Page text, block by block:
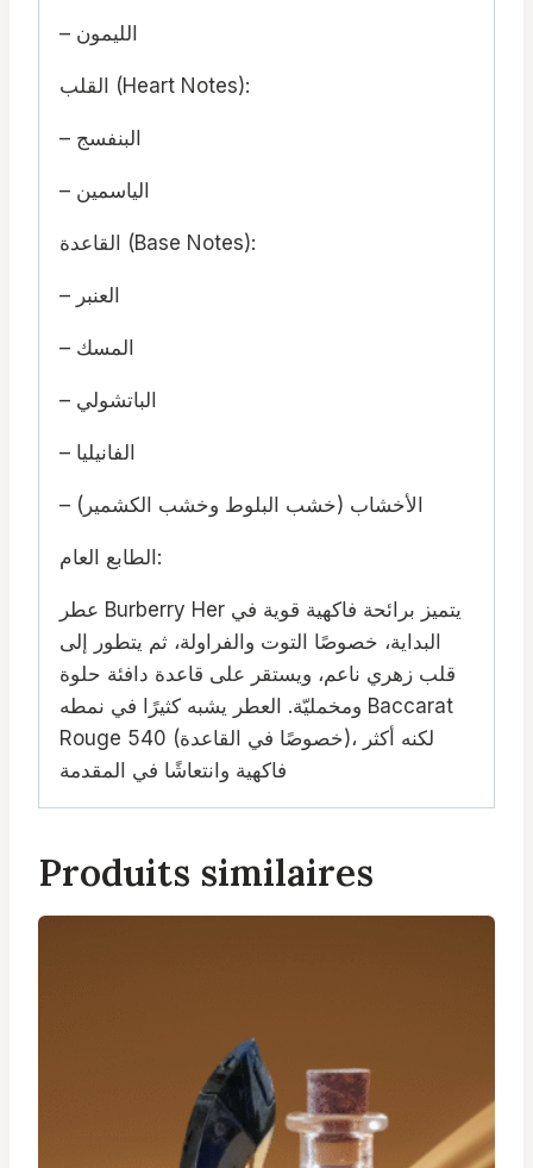
– الليمون
القلب (Heart Notes):
– البنفسج
– الياسمين
القاعدة (Base Notes):
– العنبر
– المسك
– الباتشولي
– الفانيليا
– الأخشاب (خشب البلوط وخشب الكشمير)
الطابع العام:
عطر Burberry Her يتميز برائحة فاكهية قوية في
البداية، خصوصًا التوت والفراولة، ثم يتطور إلى
قلب زهري ناعم، ويستقر على قاعدة دافئة حلوة
ومخمليّة. العطر يشبه كثيرًا في نمطه Baccarat
Rouge 540 (خصوصًا في القاعدة)، لكنه أكثر
فاكهية وانتعاشًا في المقدمة
Produits similaires